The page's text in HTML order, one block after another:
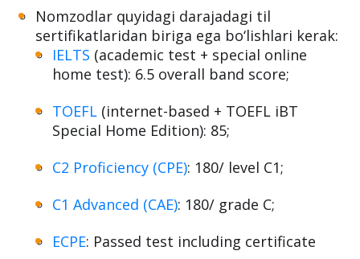
Nomzodlar quyidagi darajadagi til
sertifikatlaridan biriga ega bo‘lishlari kerak:
IELTS (academic test + special online
home test): 6.5 overall band score;
TOEFL (internet-based + TOEFL iBT
Special Home Edition): 85;
C2 Proficiency (CPE): 180/ level C1;
C1 Advanced (CAE): 180/ grade C;
ECPE: Passed test including certificate